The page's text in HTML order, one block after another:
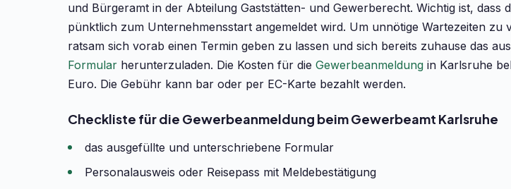
und Bürgeramt in der Abteilung Gaststätten- und Gewerberecht. Wichtig ist, dass
pünktlich zum Unternehmensstart angemeldet wird. Um unnötige Wartezeiten zu
ratsam sich vorab einen Termin geben zu lassen und sich bereits zuhause das
Formular herunterzuladen. Die Kosten für die Gewerbeanmeldung in Karlsruhe
Euro. Die Gebühr kann bar oder per EC-Karte bezahlt werden.
Checkliste für die Gewerbeanmeldung beim Gewerbeamt Karlsruhe
das ausgefüllte und unterschriebene Formular
Personalausweis oder Reisepass mit Meldebestätigung